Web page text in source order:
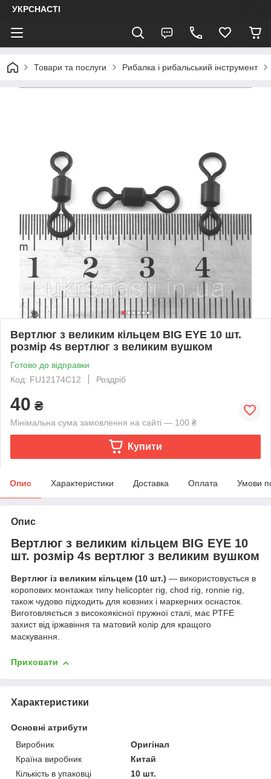
УКРСНАСТІ
Товари та послуги Рибалка і рибальський інструмент
Вертлюг з великим кільцем BIG EYE 10 шт.
розмір 4s вертлюг з великим вушком
Готово до відправки
Код: FU12174С12
Роздріб
40 ₴
Мінімальна сума замовлення на сайті — 100 ₴
Купити
Опис Характеристики Доставка Оплата Умови
Опис
Вертлюг з великим кільцем BIG EYE 10
шт. розмір 4s вертлюг з великим вушком
Вертлюг із великим кільцем (10 шт.) — використовується в
коропових монтажах типу helicopter rig, chod rig, ronnie rig,
також чудово підходить для ковзних і маркерних оснасток.
Виготовляється з високоякісної пружної сталі, має PTFE
захист від іржавіння та матовий колір для кращого
маскування.
Приховати
Характеристики
Основні атрибути
Виробник
Оригінал
Країна виробник
Китай
Кількість в упаковці
10 шт.